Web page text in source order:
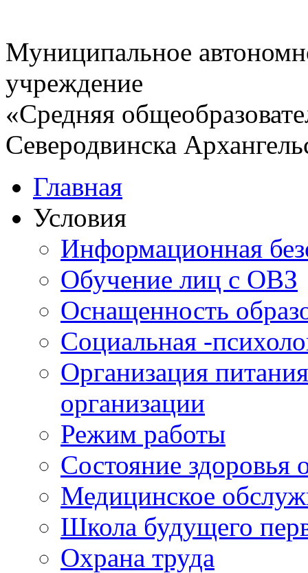
Муниципальное
учреждение
«Средняя
Северодвинска
Главная
Условия
Информационная
Обучение лиц с ОВЗ
Оснащенность
Социальная -
Организация
организации
Режим работы
Состояние
Медицинское
Школа будущего
Охрана труда